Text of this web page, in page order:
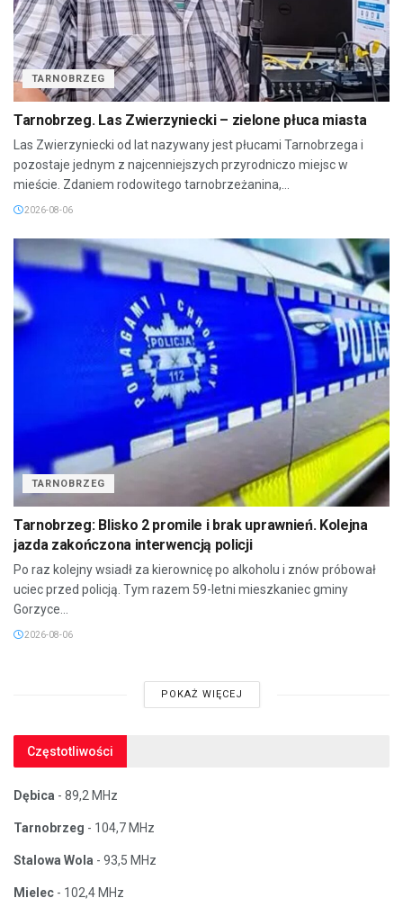
TARNOBRZEG
Tarnobrzeg. Las Zwierzyniecki – zielone płuca miasta
Las Zwierzyniecki od lat nazywany jest płucami Tarnobrzega i
pozostaje jednym z najcenniejszych przyrodniczo miejsc w
mieście. Zdaniem rodowitego tarnobrzeżanina,...
2026-08-06
TARNOBRZEG
Tarnobrzeg: Blisko 2 promile i brak uprawnień. Kolejna
jazda zakończona interwencją policji
Po raz kolejny wsiadł za kierownicę po alkoholu i znów próbował
uciec przed policją. Tym razem 59-letni mieszkaniec gminy
Gorzyce...
2026-08-06
POKAŻ WIĘCEJ
Częstotliwości
Dębica - 89,2 MHz
Tarnobrzeg - 104,7 MHz
Stalowa Wola - 93,5 MHz
Mielec - 102,4 MHz